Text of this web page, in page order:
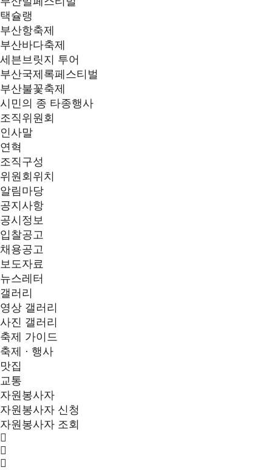
택슐랭
부산항축제
부산바다축제
세븐브릿지 투어
부산국제록페스티벌
부산불꽃축제
시민의 종 타종행사
조직위원회
인사말
연혁
조직구성
위원회위치
알림마당
공지사항
공시정보
입찰공고
채용공고
보도자료
뉴스레터
갤러리
영상 갤러리
사진 갤러리
축제 가이드
축제 · 행사
맛집
교통
자원봉사자
자원봉사자 신청
자원봉사자 조회